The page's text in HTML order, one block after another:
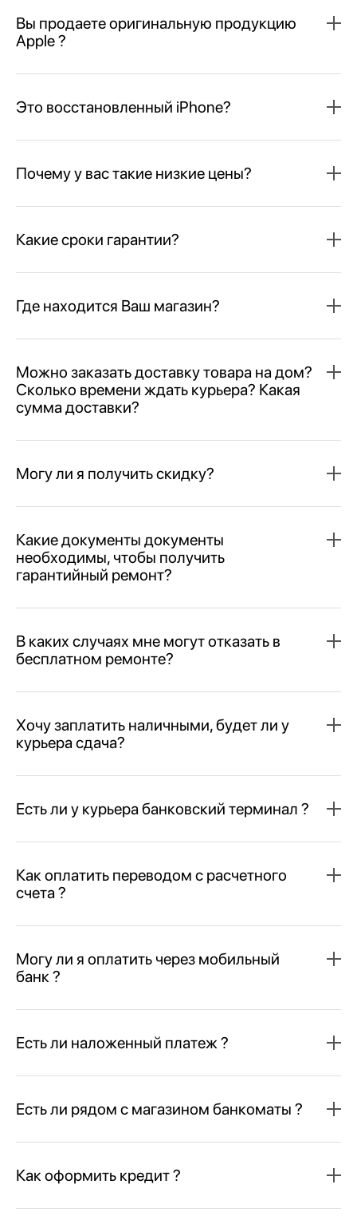
Вы продаете оригинальную продукцию
Apple ?
Это восстановленный iPhone?
Почему у вас такие низкие цены?
Какие сроки гарантии?
Где находится Ваш магазин?
Можно заказать доставку товара на дом?
Сколько времени ждать курьера? Какая
сумма доставки?
Могу ли я получить скидку?
Какие документы документы
необходимы, чтобы получить
гарантийный ремонт?
В каких случаях мне могут отказать в
бесплатном ремонте?
Хочу заплатить наличными, будет ли у
курьера сдача?
Есть ли у курьера банковский терминал ?
Как оплатить переводом с расчетного
счета ?
Могу ли я оплатить через мобильный
банк ?
Есть ли наложенный платеж ?
Есть ли рядом с магазином банкоматы ?
Как оформить кредит ?